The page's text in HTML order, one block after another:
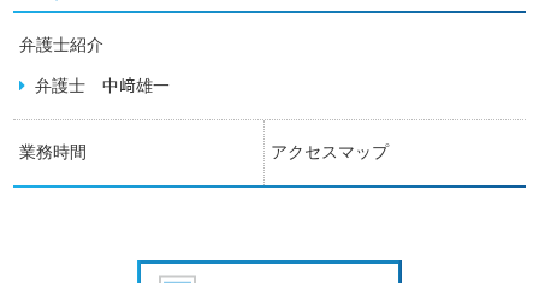
弁護士紹介
弁護士 中﨑雄一
業務時間 アクセスマップ